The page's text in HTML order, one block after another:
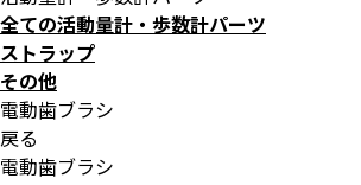
全ての活動量計・歩数計パーツ
ストラップ
その他
電動歯ブラシ
戻る
電動歯ブラシ